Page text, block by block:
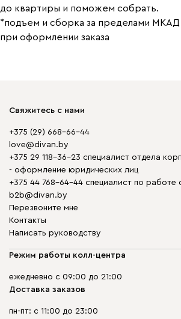
до квартиры и поможем собрать.
*подъем и сборка за пределами МКАД
при оформлении заказа
Свяжитесь с нами
+375 (29) 668-66-44
love@divan.by
+375 29 118-36-23 специалист отдела
- оформление юридических лиц
+375 44 768-64-44 специалист по работе
b2b@divan.by
Перезвоните мне
Контакты
Написать руководству
Режим работы колл-центра
ежедневно с 09:00 до 21:00
Доставка заказов
пн-пт: с 11:00 до 23:00